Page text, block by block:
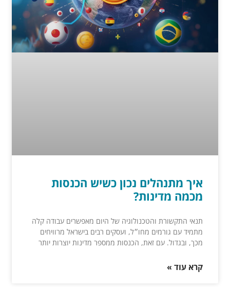
איך מתנהלים נכון כשיש הכנסות
מכמה מדינות?
תנאי התקשורת והטכנולוגיה של היום מאפשרים עבודה קלה
מתמיד עם גורמים מחו״ל, ועסקים רבים בישראל מרוויחים
מכך, ובגדול. עם זאת, הכנסות ממספר מדינות יוצרות יותר
קרא עוד »